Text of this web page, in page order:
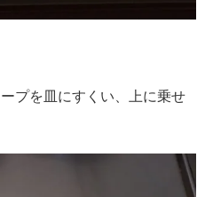
プを皿にすくい、上に乗せ